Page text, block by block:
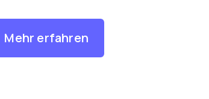
Mehr erfahren